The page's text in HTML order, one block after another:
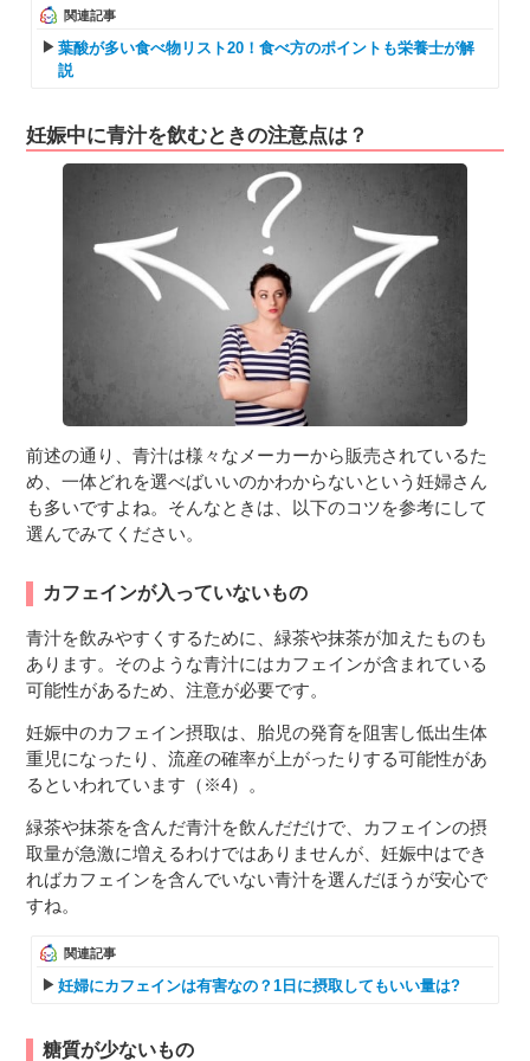
関連記事
葉酸が多い食べ物リスト20！食べ方のポイントも栄養士が解
説
妊娠中に青汁を飲むときの注意点は？
前述の通り、青汁は様々なメーカーから販売されているた
め、一体どれを選べばいいのかわからないという妊婦さん
も多いですよね。そんなときは、以下のコツを参考にして
選んでみてください。
カフェインが入っていないもの
青汁を飲みやすくするために、緑茶や抹茶が加えたものも
あります。そのような青汁にはカフェインが含まれている
可能性があるため、注意が必要です。
妊娠中のカフェイン摂取は、胎児の発育を阻害し低出生体
重児になったり、流産の確率が上がったりする可能性があ
るといわれています（※4）。
緑茶や抹茶を含んだ青汁を飲んだだけで、カフェインの摂
取量が急激に増えるわけではありませんが、妊娠中はでき
ればカフェインを含んでいない青汁を選んだほうが安心で
すね。
関連記事
妊婦にカフェインは有害なの？1日に摂取してもいい量は?
糖質が少ないもの